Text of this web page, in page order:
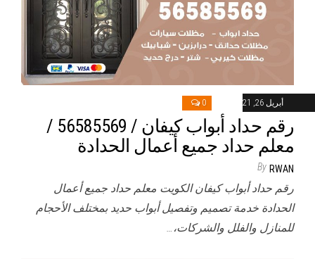
أبريل 26, 2021 0
رقم حداد أبواب كيفان / 56585569 /
معلم حداد جميع أعمال الحدادة
By RWAN
رقم حداد أبواب كيفان الكويت معلم حداد جميع أعمال
الحدادة خدمة تصميم وتفصيل أبواب حديد بمختلف الأحجام
للمنازل والفلل والشركات،…